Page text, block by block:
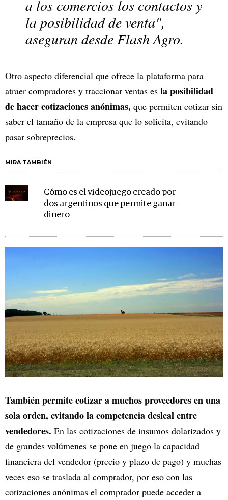
a los comercios los contactos y
la posibilidad de venta",
aseguran desde Flash Agro.
Otro aspecto diferencial que ofrece la plataforma para
atraer compradores y traccionar ventas es la posibilidad
de hacer cotizaciones anónimas, que permiten cotizar sin
saber el tamaño de la empresa que lo solicita, evitando
pasar sobreprecios.
MIRA TAMBIÉN
Cómo es el videojuego creado por
dos argentinos que permite ganar
dinero
También permite cotizar a muchos proveedores en una
sola orden, evitando la competencia desleal entre
vendedores. En las cotizaciones de insumos dolarizados y
de grandes volúmenes se pone en juego la capacidad
financiera del vendedor (precio y plazo de pago) y muchas
veces eso se traslada al comprador, por eso con las
cotizaciones anónimas el comprador puede acceder a